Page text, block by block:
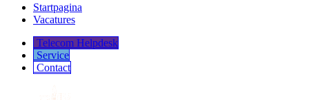
Startpagina
Vacatures
Telecom Helpdesk
Service
Co​​​​​​ntact